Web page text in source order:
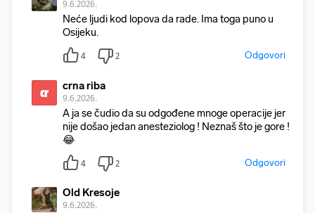
9.6.2026.
Neće ljudi kod lopova da rade. Ima toga puno u
Osijeku.
4 2 Odgovori
cr crna riba
9.6.2026.
A ja se čudio da su odgođene mnoge operacije jer
nije došao jedan anesteziolog ! Neznaš što je gore !
😂
4 2 Odgovori
Old Kresoje
9.6.2026.